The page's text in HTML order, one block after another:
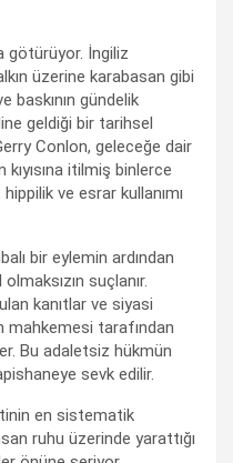
götürüyor. İngiliz
üzerine karabasan gibi
baskının gündelik
geldiği bir tarihsel
Conlon, geleceğe dair
itilmiş binlerce
hippilik ve esrar kullanımı
bir eylemin ardından
suçlanır.
kanıtlar ve siyasi
mahkemesi tarafından
Bu adaletsiz hükmün
sevk edilir.
en sistematik
ruhu üzerinde yarattığı